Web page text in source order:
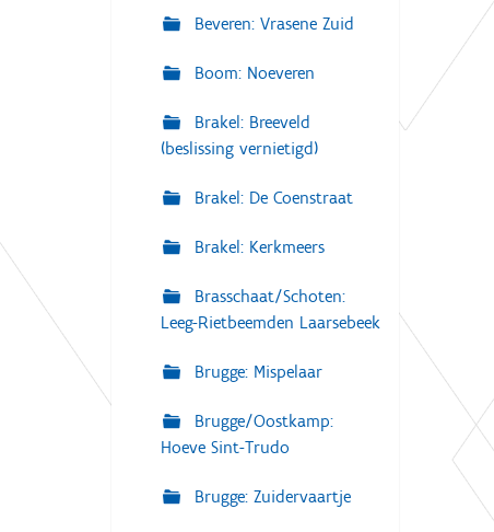
Beveren: Vrasene Zuid
Boom: Noeveren
Brakel: Breeveld
(beslissing vernietigd)
Brakel: De Coenstraat
Brakel: Kerkmeers
Brasschaat/Schoten:
Leeg-Rietbeemden Laarsebeek
Brugge: Mispelaar
Brugge/Oostkamp:
Hoeve Sint-Trudo
Brugge: Zuidervaartje